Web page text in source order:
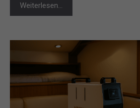
Weiterlesen…